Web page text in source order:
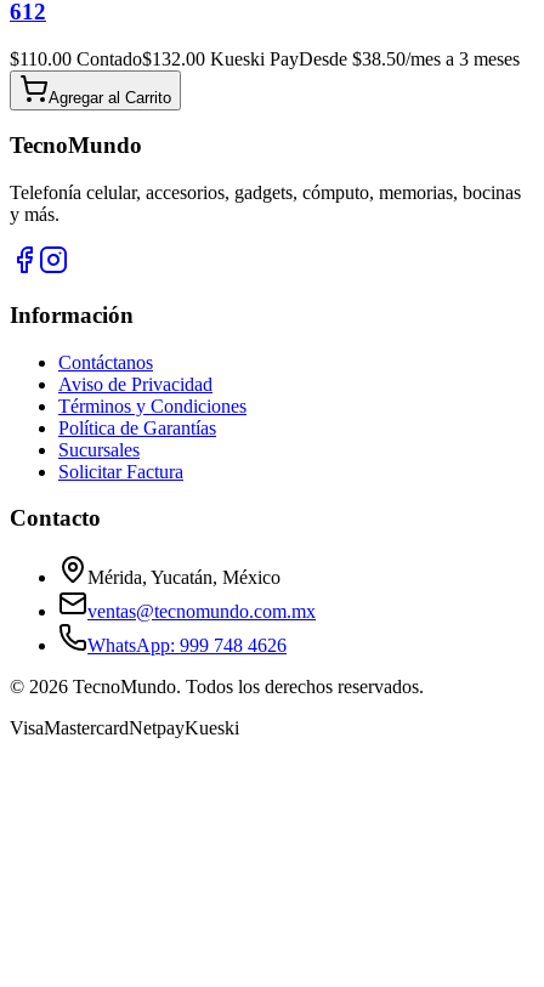
612
$110.00 Contado$132.00 Kueski PayDesde $38.50/mes a 3 meses
Agregar al Carrito
TecnoMundo
Telefonía celular, accesorios, gadgets, cómputo, memorias, bocinas
y más.
Información
Contáctanos
Aviso de Privacidad
Términos y Condiciones
Política de Garantías
Sucursales
Solicitar Factura
Contacto
Mérida, Yucatán, México
ventas@tecnomundo.com.mx
WhatsApp: 999 748 4626
© 2026 TecnoMundo. Todos los derechos reservados.
VisaMastercardNetpayKueski